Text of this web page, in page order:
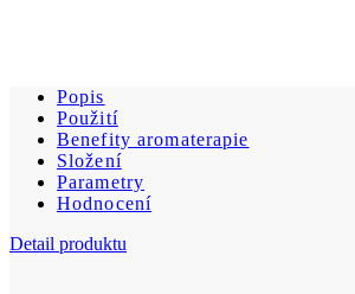
Popis
Použití
Benefity aromaterapie
Složení
Parametry
Hodnocení
Detail produktu